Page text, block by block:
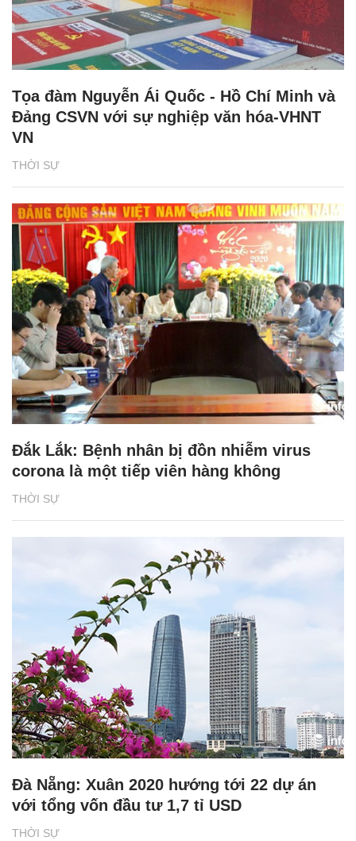
THỜI SỰ
Tọa đàm Nguyễn Ái Quốc - Hồ Chí Minh và
Đảng CSVN với sự nghiệp văn hóa-VHNT
VN
THỜI SỰ
Đắk Lắk: Bệnh nhân bị đồn nhiễm virus
corona là một tiếp viên hàng không
THỜI SỰ
Đà Nẵng: Xuân 2020 hướng tới 22 dự án
với tổng vốn đầu tư 1,7 tỉ USD